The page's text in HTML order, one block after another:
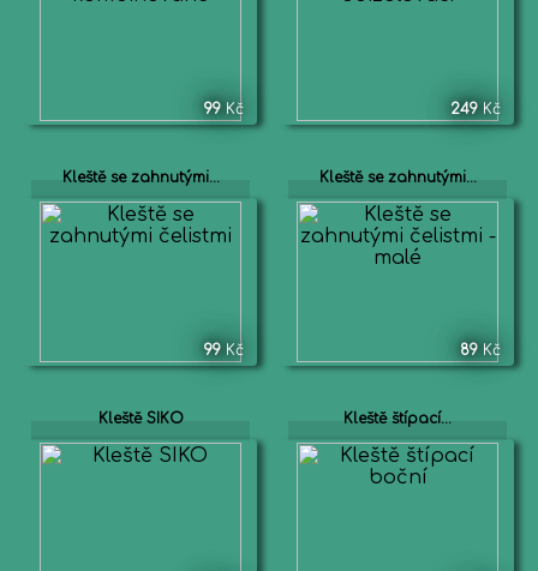
99 Kč 249 Kč
Kleště se zahnutými...
99 Kč
Kleště se zahnutými...
89 Kč
Kleště SIKO Kleště štípací...